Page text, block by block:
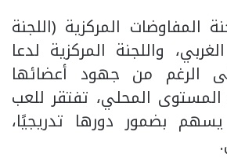
المفاوضات المركزية (اللجنة
واللجنة المركزية لدعا
الرغم من جهود أعضائها
المحلي، تفتقر للعب
بضمور دورها تدريجيًا،